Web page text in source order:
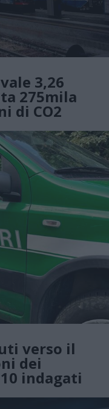
3,26
275mila
di CO2
verso il
dei
indagati